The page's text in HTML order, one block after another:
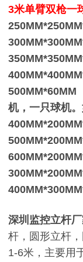
3米单臂双枪一
500MM*60MM
机，一只球机
深圳 监控立杆
杆，圆形立杆
1-6米，主要用